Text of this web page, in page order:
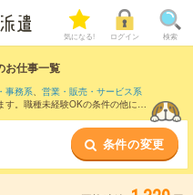
気になる! ログイン 検索
お仕事一覧
事務系、 営業・販売・サービス系
す。職種未経験OKの条件の他に、
条件の変更